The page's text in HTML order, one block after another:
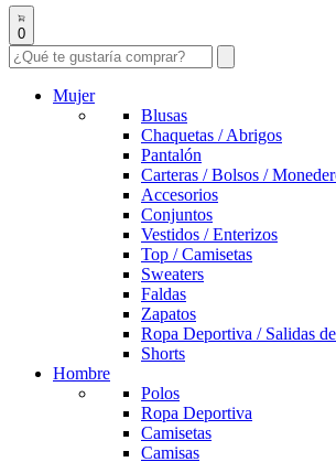
0
Mujer
Blusas
Chaquetas / Abrigos
Pantalón
Carteras / Bolsos /
Accesorios
Conjuntos
Vestidos / Enterizos
Top / Camisetas
Sweaters
Faldas
Zapatos
Ropa Deportiva / Salidas
Shorts
Hombre
Polos
Ropa Deportiva
Camisetas
Camisas